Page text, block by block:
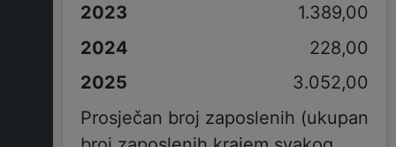
1.389,00
228,00
3.052,00
Prosječan broj zaposlenih (ukupan